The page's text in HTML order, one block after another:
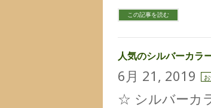
この記事を読む
人気のシルバーカラ
6月 21, 2019
☆ シルバーカ